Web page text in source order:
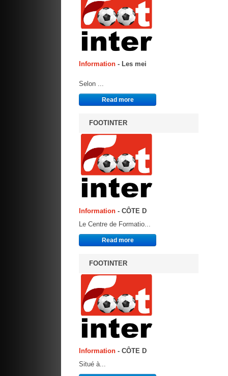
Information - Les mei
Selon ...
Read more
FOOTINTER
Information - CÔTE D
Le Centre de Formatio...
Read more
FOOTINTER
Information - CÔTE D
Situé à...